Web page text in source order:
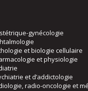
gynécologie
et biologie cellulaire
et physiologie
et d’addictologie
radio-oncologie et